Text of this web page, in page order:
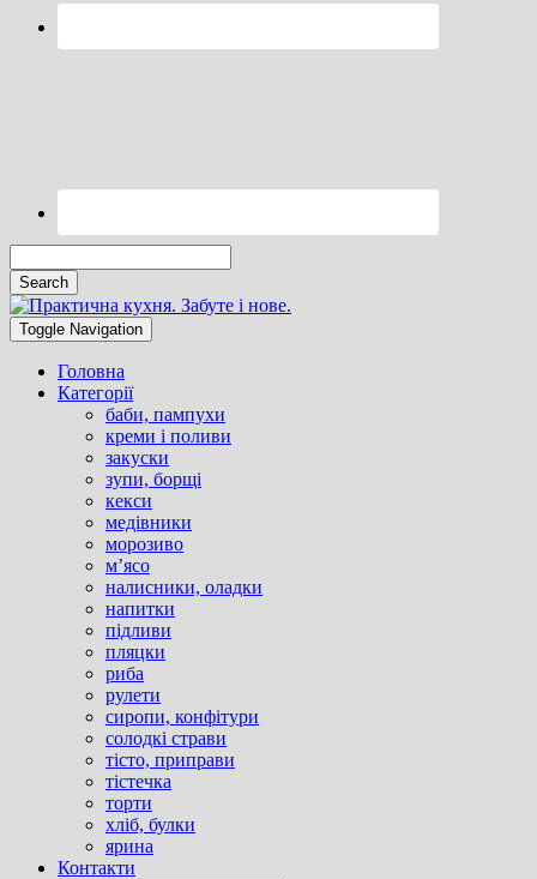
Search
Searching
is
in
progress
Toggle
header
Toggle Navigation
Головна
Категорії
баби, пампухи
креми і поливи
закуски
зупи, борщі
кекси
медівники
морозиво
м’ясо
налисники, оладки
напитки
підливи
пляцки
риба
рулети
сиропи, конфітури
солодкі страви
тісто, приправи
тістечка
торти
хліб, булки
ярина
Контакти